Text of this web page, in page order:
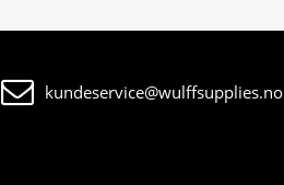
kundeservice@wulffsupplies.no